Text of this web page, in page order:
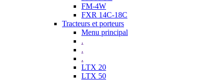
FM-4W
FXR 14C-18C
Tracteurs et porteurs
Menu principal
.
.
.
LTX 20
LTX 50